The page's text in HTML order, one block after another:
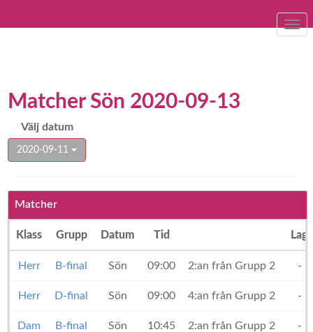
Matcher Sön 2020-09-13
Välj datum
2020-09-11
Matcher
Klass Grupp Datum Tid Lag
Herr B-final Sön 09:00 2:an från Grupp 2 -
Herr D-final Sön 09:00 4:an från Grupp 2 -
Dam B-final Sön 10:45 2:an från Grupp 2 -